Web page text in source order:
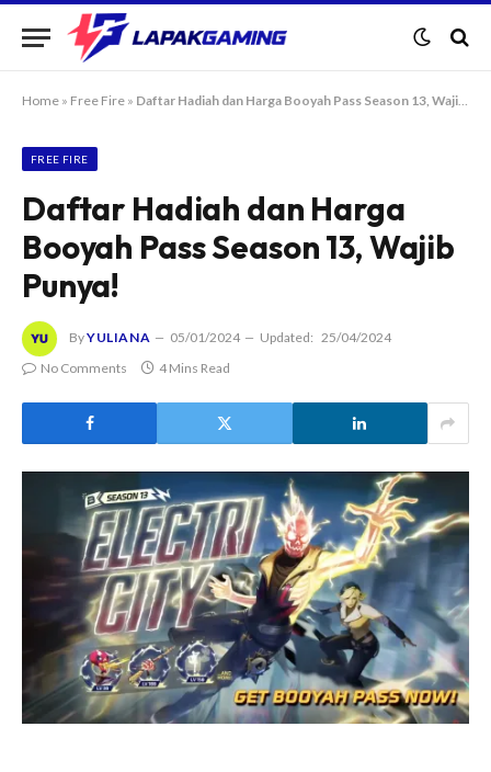
Home » Free Fire » Daftar Hadiah dan Harga Booyah Pass Season 13, Wajib Punya!
FREE FIRE
Daftar Hadiah dan Harga
Booyah Pass Season 13, Wajib
Punya!
ByYULIANA 05/01/2024 Updated: 25/04/2024
No Comments
4 Mins Read